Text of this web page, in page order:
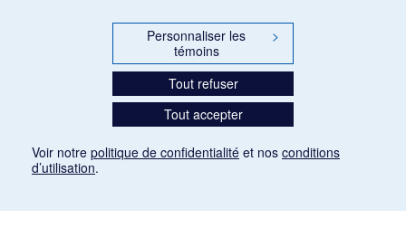
Personnaliser les
témoins
>
Tout refuser
Tout accepter
Voir notre politique de confidentialité et nos conditions
d’utilisation.